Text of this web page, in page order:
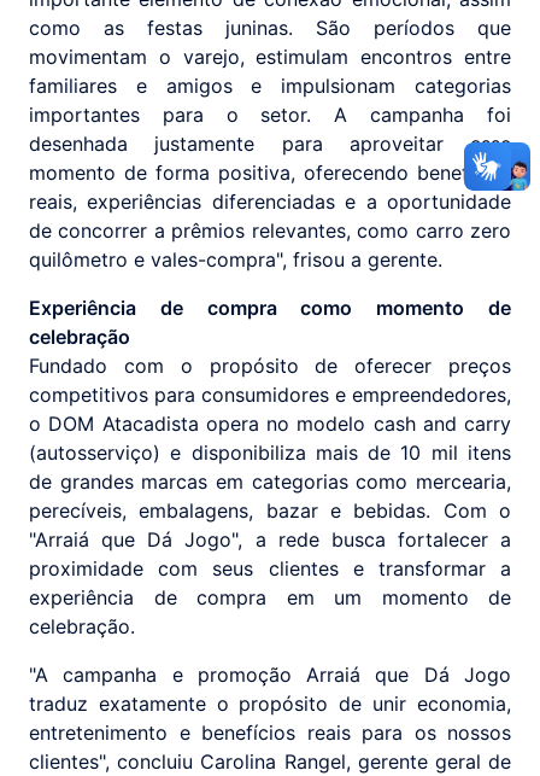
como as festas juninas. São períodos que
movimentam o varejo, estimulam encontros entre
familiares e amigos e impulsionam categorias
importantes para o setor. A campanha foi
desenhada justamente para aproveitar esse
momento de forma positiva, oferecendo benefícios
reais, experiências diferenciadas e a oportunidade
de concorrer a prêmios relevantes, como carro zero
quilômetro e vales-compra", frisou a gerente.
Experiência de compra como momento de
celebração
Fundado com o propósito de oferecer preços
competitivos para consumidores e empreendedores,
o DOM Atacadista opera no modelo cash and carry
(autosserviço) e disponibiliza mais de 10 mil itens
de grandes marcas em categorias como mercearia,
perecíveis, embalagens, bazar e bebidas. Com o
"Arraiá que Dá Jogo", a rede busca fortalecer a
proximidade com seus clientes e transformar a
experiência de compra em um momento de
celebração.
"A campanha e promoção Arraiá que Dá Jogo
traduz exatamente o propósito de unir economia,
entretenimento e benefícios reais para os nossos
clientes", concluiu Carolina Rangel, gerente geral de